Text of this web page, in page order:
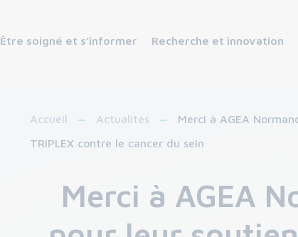
Être soigné et s’informer Recherche et innovation
Accueil Actualités
Merci à AGEA
TRIPLEX contre le cancer du sein
Merci à AGEA